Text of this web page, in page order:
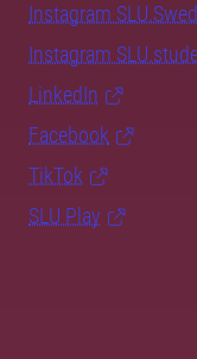
Instagram
Instagram
LinkedIn
Facebook
TikTok
SLU Play